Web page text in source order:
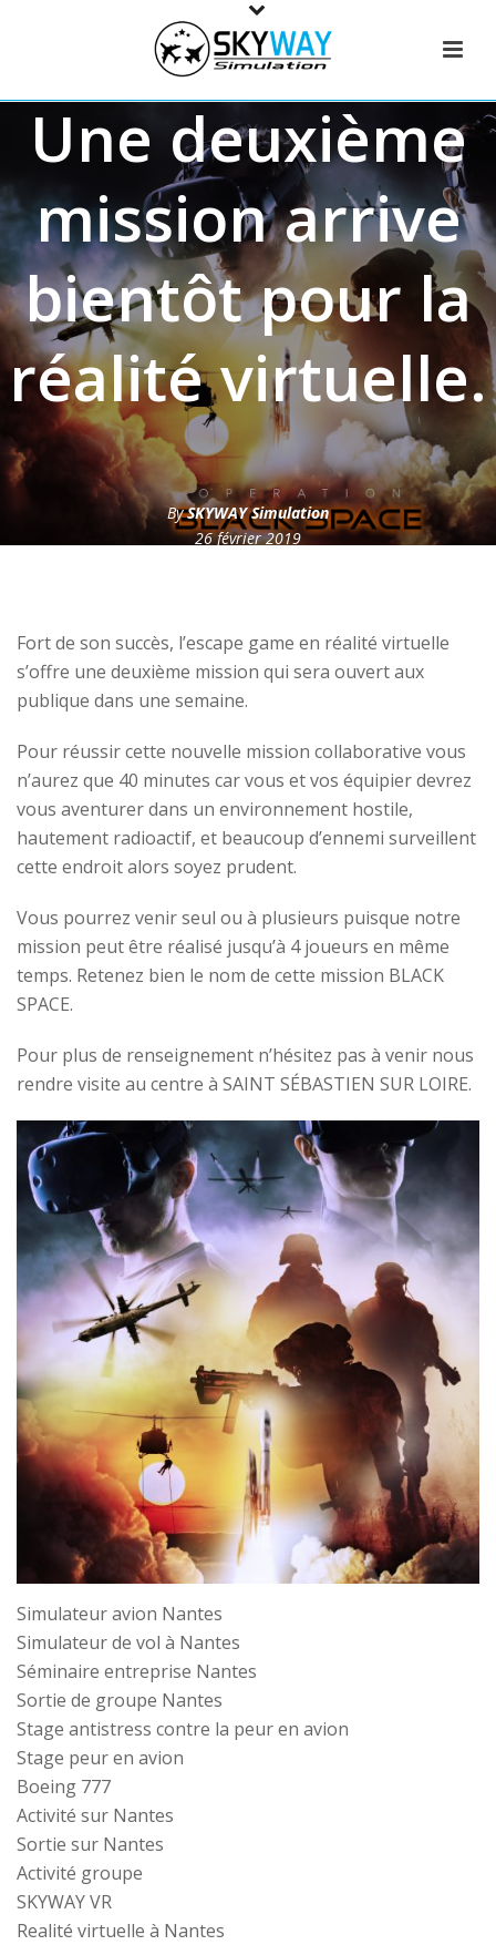
Une deuxième
mission arrive
bientôt pour la
réalité virtuelle.
BySKYWAY Simulation
26 février 2019
Fort de son succès, l’escape game en réalité virtuelle
s’offre une deuxième mission qui sera ouvert aux
publique dans une semaine.
Pour réussir cette nouvelle mission collaborative vous
n’aurez que 40 minutes car vous et vos équipier devrez
vous aventurer dans un environnement hostile,
hautement radioactif, et beaucoup d’ennemi surveillent
cette endroit alors soyez prudent.
Vous pourrez venir seul ou à plusieurs puisque notre
mission peut être réalisé jusqu’à 4 joueurs en même
temps. Retenez bien le nom de cette mission BLACK
SPACE.
Pour plus de renseignement n’hésitez pas à venir nous
rendre visite au centre à SAINT SÉBASTIEN SUR LOIRE.
Simulateur avion Nantes
Simulateur de vol à Nantes
Séminaire entreprise Nantes
Sortie de groupe Nantes
Stage antistress contre la peur en avion
Stage peur en avion
Boeing 777
Activité sur Nantes
Sortie sur Nantes
Activité groupe
SKYWAY VR
Realité virtuelle à Nantes